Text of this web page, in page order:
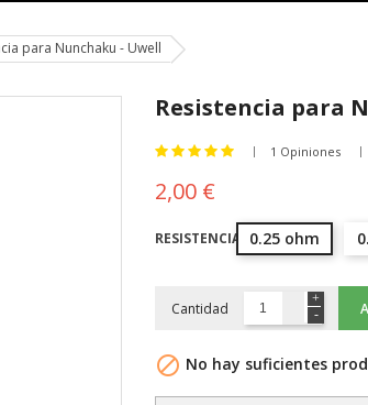
para Nunchaku - Uwell
Resistencia para
1 Opiniones
2,00 €
RESISTENCIA 0.25 ohm
Cantidad
 No hay suficientes